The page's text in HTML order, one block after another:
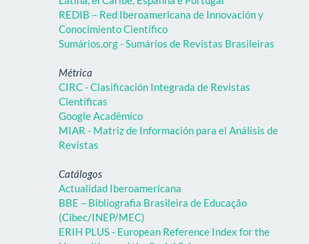
REDIB – Red Iberoamericana de Innovación y
Conocimiento Científico
Sumários.org - Sumários de Revistas Brasileiras
Métrica
CIRC - Clasificación Integrada de Revistas
Científicas
Google Acadêmico
MIAR - Matriz de Información para el Análisis de
Revistas
Catálogos
Actualidad Iberoamericana
BBE – Bibliografia Brasileira de Educação
(Cibec/INEP/MEC)
ERIH PLUS - European Reference Index for the